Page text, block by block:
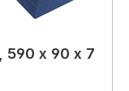
590 x 90 x 7